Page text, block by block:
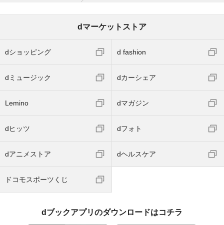
dマーケットストア
dショッピング d fashion
dミュージック dカーシェア
Lemino dマガジン
dヒッツ dフォト
dアニメストア dヘルスケア
ドコモスポーツくじ
dブックアプリのダウンロードはコチラ